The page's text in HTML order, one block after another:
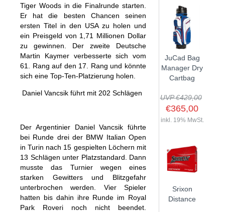
PUTTER
KINDER GOLFSCHLÄGER
KOMPLETTSETS
HEADS
SHAFTS
KINDER GOLFSCHUHE
DAMEN
CAPS
GÜRTEL & SOCKEN
HERREN GOLFHANDSCHUHE
KINDER GOLFHANDSCHUHE
ZUBEHÖR
ENTFERNUNGSMESSER
REGENSCHIRME
HANDTÜCHER
ACCESSOIRES
KOMPONENTEN
GRIFFE
GUTSCHEINE
GUTSCHEINE
SALE
GOLFSCHLÄGER
TROLLIES
SCHUHE
BEKLEIDUNG
HANDSCHUHE
ZUBEHÖR
EVENTS
GOLFKURSE
GUTSCHEINE
Tiger Woods in die Finalrunde starten.
Er hat die besten Chancen seinen
ersten Titel in den USA zu holen und
ein Preisgeld von 1,71 Millionen Dollar
zu gewinnen. Der zweite Deutsche
Martin Kaymer verbesserte sich vom
61. Rang auf den 17. Rang und könnte
sich eine Top-Ten-Platzierung holen.
Daniel Vancsik führt mit 202 Schlägen
Der Argentinier Daniel Vancsik führte
bei Runde drei der BMW Italian Open
in Turin nach 15 gespielten Löchern mit
13 Schlägen unter Platzstandard. Dann
musste das Turnier wegen eines
starken Gewitters und Blitzgefahr
unterbrochen werden. Vier Spieler
hatten bis dahin ihre Runde im Royal
Park Roveri noch nicht beendet.
JuCad Bag
Manager Dry
Cartbag
UVP €429,00
€365,00
inkl. 19% MwSt.
Srixon
Distance